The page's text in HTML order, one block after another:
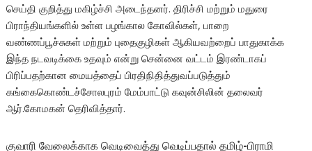
செய்தி குறித்து மகிழ்ச்சி அடைந்தனர். திரிச்சி மற்றும் மதுரை
பிராந்தியங்களில் உள்ள பழங்கால கோவில்கள், பாறை
வண்ணப்பூச்சுகள் மற்றும் புதைகுழிகள் ஆகியவற்றைப் பாதுகாக்க
இந்த நடவடிக்கை உதவும் என்று சென்னை வட்டம் இரண்டாகப்
பிரிப்பதற்கான மையத்தைப் பிரதிநிதித்துவப்படுத்தும்
கங்கைகொண்டச்சோலபுரம் மேம்பாட்டு கவுன்சிலின் தலைவர்
ஆர்.கோமகன் தெரிவித்தார்.
குவாரி வேலைக்காக வெடிவைத்து வெடிப்பதால் தமிழ்-பிராமி